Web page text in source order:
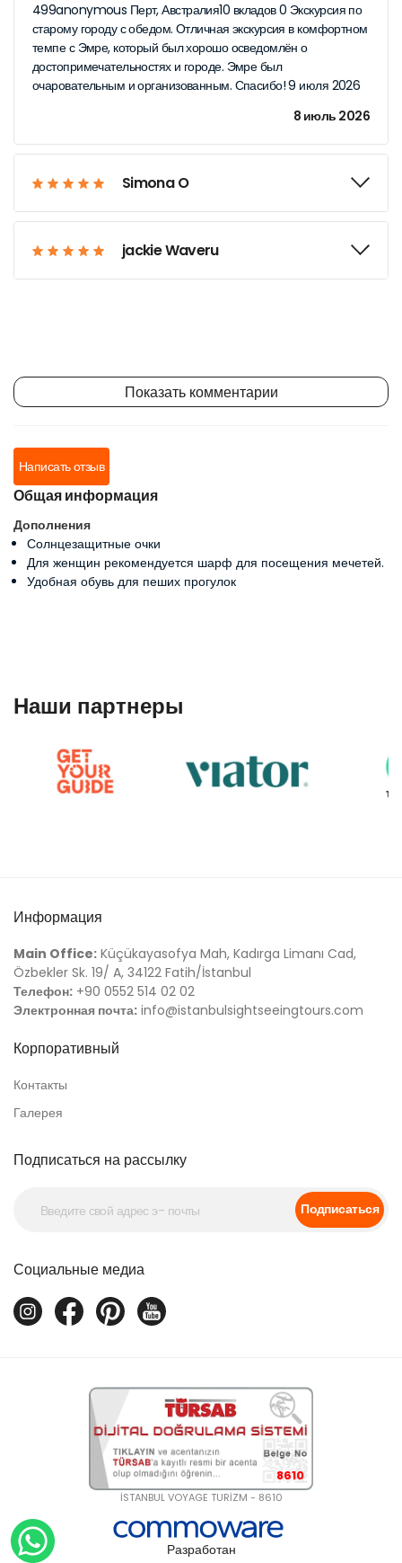
499anonymous Перт, Австралия10 вкладов 0 Экскурсия по
старому городу с обедом. Отличная экскурсия в комфортном
темпе с Эмре, который был хорошо осведомлён о
достопримечательностях и городе. Эмре был
очаровательным и организованным. Спасибо! 9 июля 2026
8 июль 2026
Simona O
jackie Waveru
Показать комментарии
Написать отзыв
Общая информация
Дополнения
Солнцезащитные очки
Для женщин рекомендуется шарф для посещения мечетей.
Удобная обувь для пеших прогулок
Наши партнеры
Информация
Main Office: Küçükayasofya Mah, Kadırga Limanı Cad,
Özbekler Sk. 19/ A, 34122 Fatih/İstanbul
Телефон: +90 0552 514 02 02
Электронная почта: info@istanbulsightseeingtours.com
Корпоративный
Контакты
Галерея
Подписаться на рассылку
Подписаться
Социальные медиа
8610
İSTANBUL VOYAGE TURİZM - 8610
Разработан